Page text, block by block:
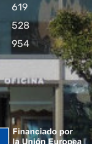
619
528
954